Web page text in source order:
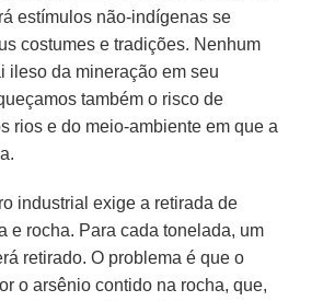
estímulos não-indígenas se
costumes e tradições. Nenhum
ileso da mineração em seu
também o risco de
rios e do meio-ambiente em que a
industrial exige a retirada de
e rocha. Para cada tonelada, um
retirado. O problema é que o
o arsênio contido na rocha, que,